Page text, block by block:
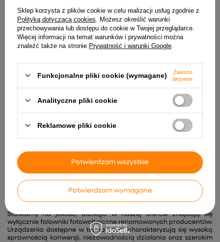
Jednofazowy SUN-5K-SG03LP1-
EU 5 Lat Gwarancji
Kluczowy element każdej instalacji PV
Jednym z najważniejszych komponentów systemu
słonecznych w prąd zmienny, wykorzystywany w codziennym
użytku. W naszym sklepie oferujemy szeroki wybór tych
zaawansowanych urządzeń, spełniających najwyższe normy
jakości i efektywności.
Dlaczego warto wybrać nasze falowniki?
Stawiamy na jakość, dlatego w naszej ofercie znajdują się
wyłącznie falowniki fotowoltaiczne renomowanych producentów.
Urządzenia dostępne w tej kategorii charakteryzują się wysoką
sprawnością konwersji, niezawodnością działania oraz szerokim
Sklep korzysta z plików cookie w celu realizacji usług zgodnie z
Polityką dotyczącą cookies . Możesz określić warunki
przechowywania lub dostępu do cookie w Twojej przeglądarce.
Więcej informacji na temat warunków i prywatności można
znaleźć także na stronie Prywatność i warunki Google
Funkcjonalne pliki cookie (wymagane)
Zawsze
aktywne
Analityczne pliki cookie
Reklamowe pliki cookie
Potwierdzam wymagane
Potwierdzam wszystkie